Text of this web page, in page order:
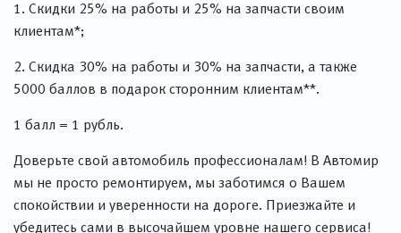
1. Скидки 25% на работы и 25% на запчасти своим
клиентам*;
2. Скидка 30% на работы и 30% на запчасти, а также
5000 баллов в подарок сторонним клиентам**.
1 балл = 1 рубль.
Доверьте свой автомобиль профессионалам! В Автомир
мы не просто ремонтируем, мы заботимся о Вашем
спокойствии и уверенности на дороге. Приезжайте и
убедитесь сами в высочайшем уровне нашего сервиса!